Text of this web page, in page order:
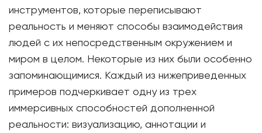
инструментов, которые переписывают
реальность и меняют способы взаимодействия
людей с их непосредственным окружением и
миром в целом. Некоторые из них были особенно
запоминающимися. Каждый из нижеприведенных
примеров подчеркивает одну из трех
иммерсивных способностей дополненной
реальности: визуализацию, аннотации и